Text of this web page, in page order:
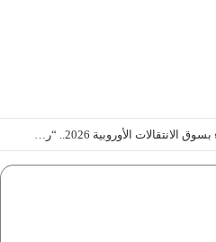
5 نجوم عرب يخطفون الأضواء بسوق الانتقالات الأوروبية 2026.. “رؤية” تكشف التفاصيل | إنفوجراف